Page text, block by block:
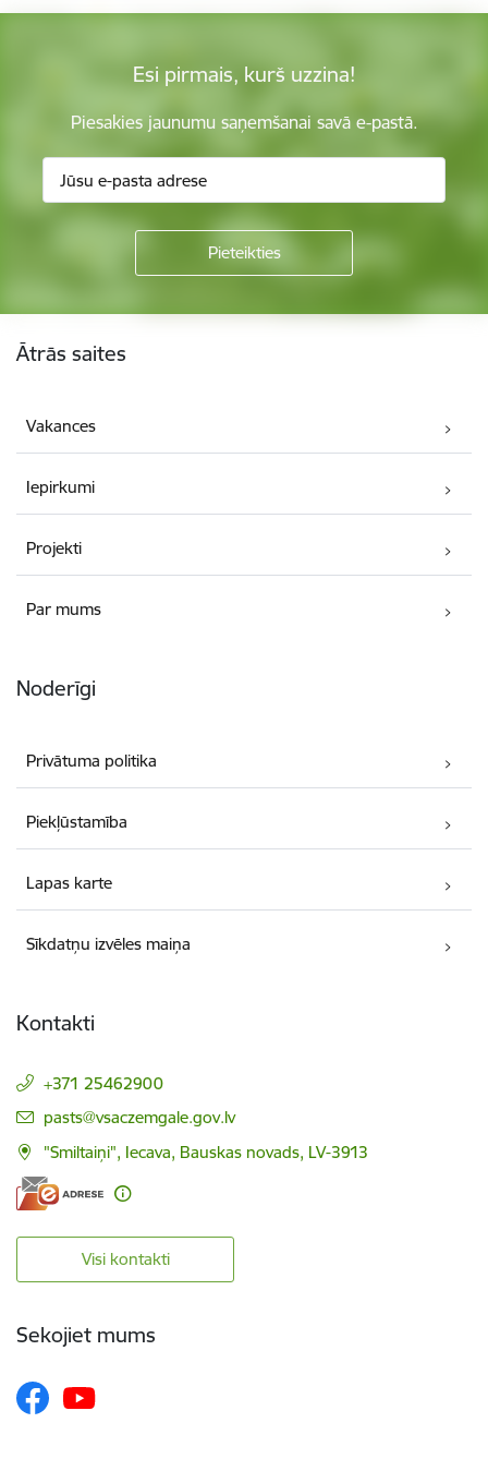
Esi pirmais, kurš uzzina!
Piesakies jaunumu saņemšanai savā e-pastā.
Ātrās saites
Vakances
Iepirkumi
Projekti
Par mums
Noderīgi
Privātuma politika
Piekļūstamība
Lapas karte
Sīkdatņu izvēles maiņa
Kontakti
+371 25462900
E-pasts:
pasts@vsaczemgale.gov.lv
"Smiltaiņi", Iecava, Bauskas novads, LV-3913
Visi kontakti
Sekojiet mums